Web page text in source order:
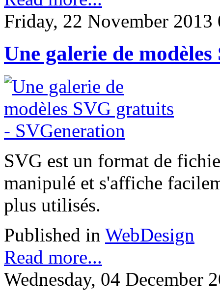
Friday, 22 November 2013
Une galerie de
SVG est un format de
manipulé et s'affiche
plus utilisés.
Published in WebDesign
Read more...
Wednesday, 04 December